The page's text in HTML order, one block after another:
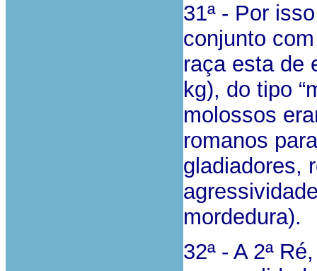
31ª - Por
conjunto
raça esta de
kg), do tipo
molossos
romanos
gladiadores,
mordedura).
32ª - A 2ª